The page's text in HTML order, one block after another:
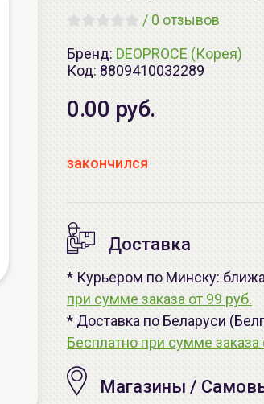
/ 0 отзывов
Бренд: DEOPROCE (Корея)
Код: 8809410032289
0.00 руб.
закончился
Доставка
* Курьером по Минску:
при сумме заказа от 99 руб.
* Доставка по Беларуси
Бесплатно при сумме заказа
Магазины /